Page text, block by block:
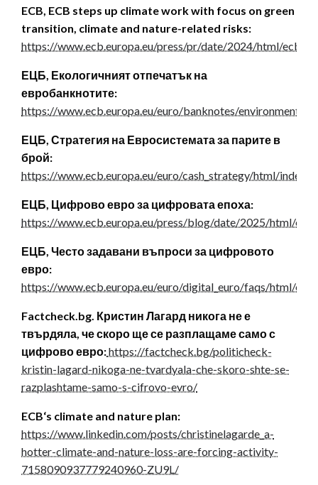
ECB, ECB steps up climate work with focus on green
transition, climate and nature-related risks:
https://www.ecb.europa.eu/press/pr/date/2024/html/
ЕЦБ, Екологичният отпечатък на
евробанкнотите:
https://www.ecb.europa.eu/euro/banknotes/
ЕЦБ, Стратегия на Евросистемата за парите в
брой:
https://www.ecb.europa.eu/euro/cash_strategy/html/
ЕЦБ, Цифрово евро за цифровата епоха:
https://www.ecb.europa.eu/press/blog/date/2025/html/
ЕЦБ, Често задавани въпроси за цифровото
евро:
https://www.ecb.europa.eu/euro/digital_euro/faqs/html/
Factcheck.bg. Кристин Лагард никога не е
твърдяла, че скоро ще се разплащаме само с
цифрово евро:https://factcheck.bg/politicheck-
kristin-lagard-nikoga-ne-tvardyala-che-skoro-shte-se-
razplashtame-samo-s-cifrovo-evro/
ECB‘s climate and nature plan:
https://www.linkedin.com/posts/christinelagarde_a-
hotter-climate-and-nature-loss-are-forcing-activity-
7158090937779240960-ZU9L/